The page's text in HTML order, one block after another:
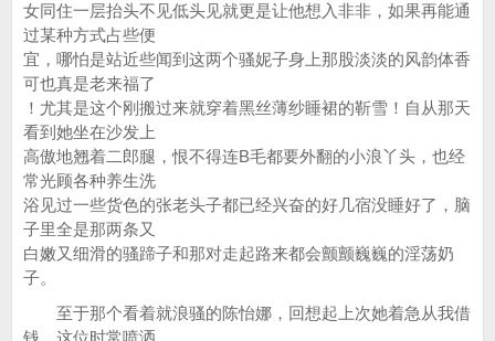
女同住一层抬头不见低头见就更是让他想入非非，如果再能通
过某种方式占些便
宜，哪怕是站近些闻到这两个骚妮子身上那股淡淡的风韵体香
可也真是老来福了
！尤其是这个刚搬过来就穿着黑丝薄纱睡裙的靳雪！自从那天
看到她坐在沙发上
高傲地翘着二郎腿，恨不得连B毛都要外翻的小浪丫头，也经
常光顾各种养生洗
浴见过一些货色的张老头子都已经兴奋的好几宿没睡好了，脑
子里全是那两条又
白嫩又细滑的骚蹄子和那对走起路来都会颤颤巍巍的淫荡奶
子。
至于那个看着就浪骚的陈怡娜，回想起上次她着急从我借
钱，这位时常喷洒